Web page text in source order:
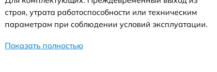
строя, утрата работоспособности или техническим
параметрам при соблюдении условий эксплуатации.
Показать полностью